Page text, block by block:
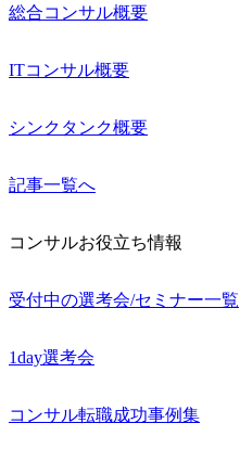
総合コンサル概要
ITコンサル概要
シンクタンク概要
記事一覧へ
コンサルお役立ち情報
受付中の選考会/セミナー一覧
1day選考会
コンサル転職成功事例集